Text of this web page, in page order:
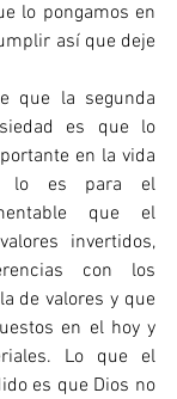
lo pongamos en
así que deje
que la segunda
es que lo
en la vida
lo es para el
que el
invertidos,
con los
de valores y que
en el hoy y
Lo que el
es que Dios no